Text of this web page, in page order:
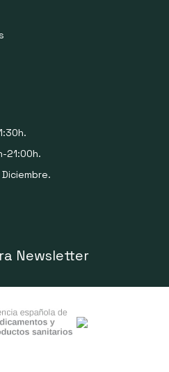
21:00h.
Newsletter